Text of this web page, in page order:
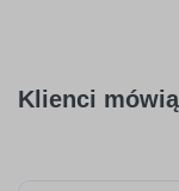
Klienci